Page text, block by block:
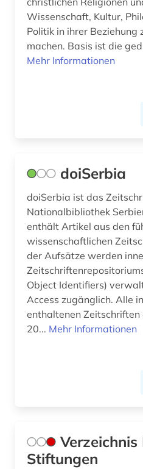
Wissenschaft, Kultur,
Politik in ihrer Beziehung
machen. Basis ist die
Mehr Informationen
doiSerbia
doiSerbia ist das
Nationalbibliothek
enthält Artikel aus den
wissenschaftlichen
der Aufsätze werden
Object Identifiers)
Access zugänglich. Alle
enthaltenen
20... Mehr Informationen
Stiftungen